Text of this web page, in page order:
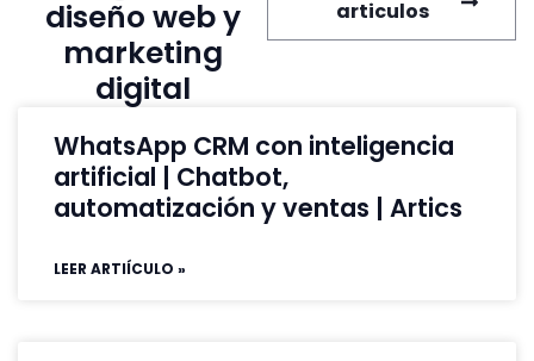
diseño web y
marketing
digital
articulos
WhatsApp CRM con inteligencia
artificial | Chatbot,
automatización y ventas | Artics
LEER ARTIÍCULO »